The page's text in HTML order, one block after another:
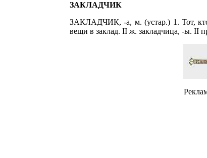
ЗАКЛАДЧИК
ЗАКЛАДЧИК, -а, м. (устар.) 1. Тот, кто
вещи в заклад. II ж. закладчица, -ы. II